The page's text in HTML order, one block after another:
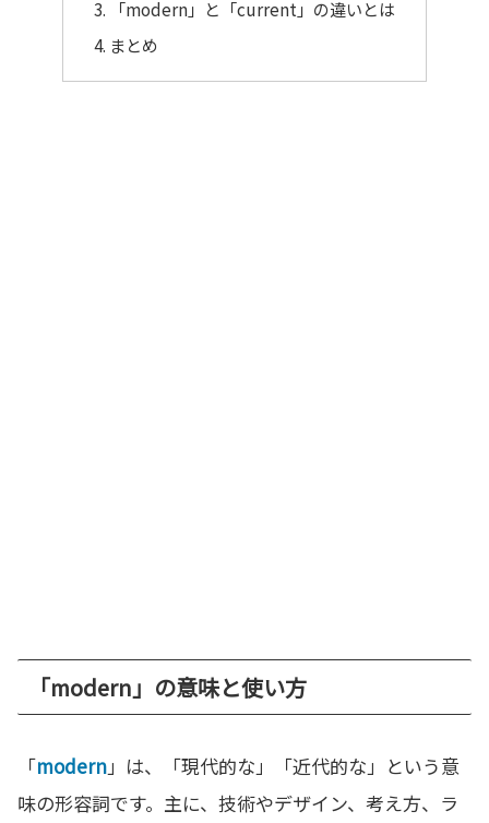
「modern」と「current」の違いとは
まとめ
「modern」の意味と使い方
「modern」は、「現代的な」「近代的な」という意
味の形容詞です。主に、技術やデザイン、考え方、ラ